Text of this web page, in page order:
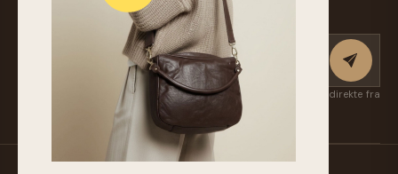
Tilmeld nyhedsbrev
Få nye kollektioner, eksklusive favoritter og inspiration først — direkte fra
Suzan & Lasse. Afmeld når som helst.